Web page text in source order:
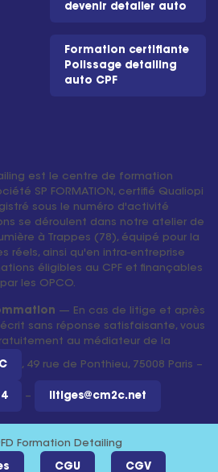
devenir detailer auto
Formation certifiante
Polissage detailing
auto CPF
est le centre de formation
SP FORMATION, certifié Qualiopi
sous le numéro d'activité
se déroulent dans notre atelier de
à Trappes (78), équipé pour la
réels, ainsi qu'en intra-entreprise
éligibles au CPF et finançables
par les OPCO.
— En cas de litige et après
sans réponse satisfaisante, vous
au médiateur de la
, 49 rue de Ponthieu, 75008 Paris –
– litiges@cm2c.net
Formation Detailing
CGU CGV